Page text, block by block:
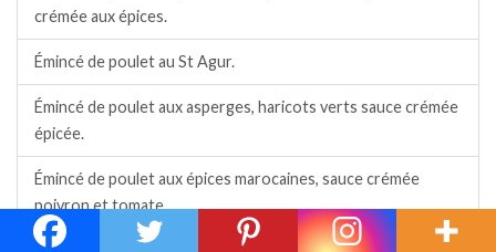
crémée aux épices.
Émincé de poulet au St Agur.
Émincé de poulet aux asperges, haricots verts sauce crémée
épicée.
Émincé de poulet aux épices marocaines, sauce crémée
poivron et tomate.